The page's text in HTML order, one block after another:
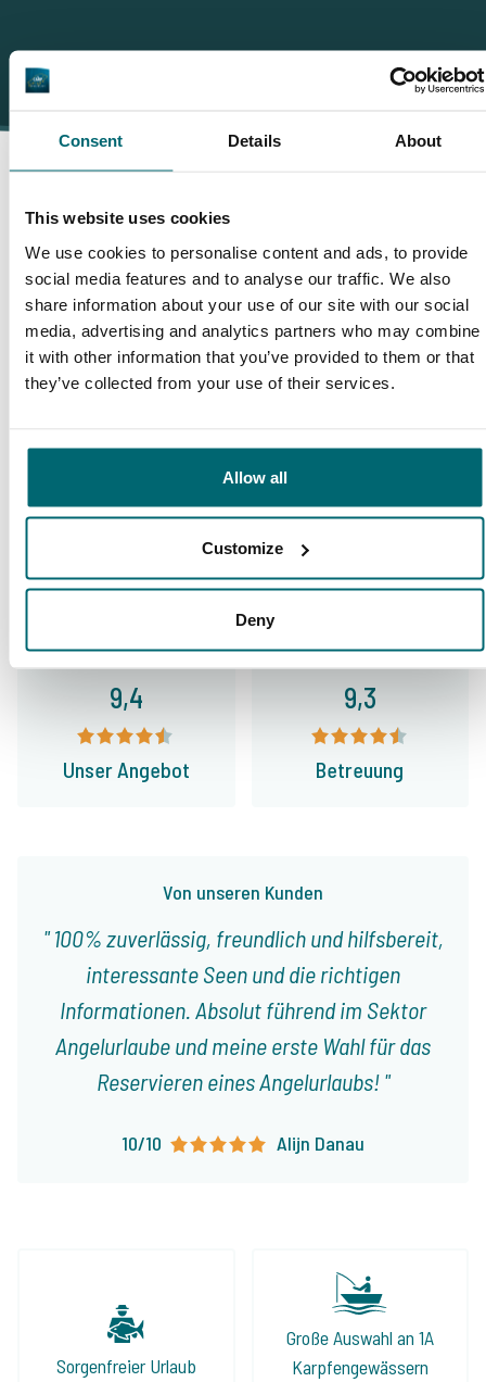
Consent Details About
This website uses cookies
We use cookies to personalise content and ads, to provide
social media features and to analyse our traffic. We also
share information about your use of our site with our social
media, advertising and analytics partners who may combine
it with other information that you’ve provided to them or that
they’ve collected from your use of their services.
Allow all
Customize
Deny
Darum buchen Sie bei The
Carp Specialist
35096 Angler haben uns bereits bewertet
Von unseren Kunden
100% zuverlässig, freundlich und hilfsbereit,
interessante Seen und die richtigen
Informationen. Absolut führend im Sektor
Angelurlaube und meine erste Wahl für das
Reservieren eines Angelurlaubs!
10/10 Alijn Danau
9,4
Unser Angebot
9,3
Betreuung
Sorgenfreier Urlaub
Große Auswahl an 1A
Karpfengewässern